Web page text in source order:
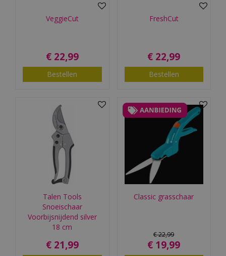
VeggieCut
€ 22,99
Bestellen
FreshCut
€ 22,99
Bestellen
Talen Tools
Snoeischaar
Voorbijsnijdend silver
18 cm
€ 21,99
Classic grasschaar
€22,99
€ 19,99